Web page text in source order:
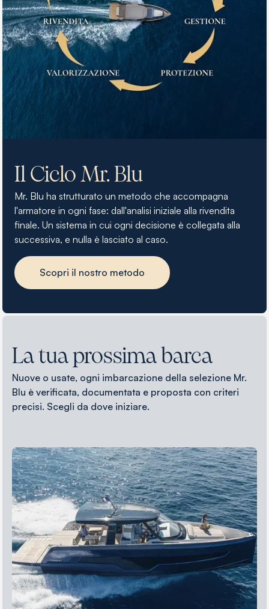
Il Ciclo Mr. Blu
Mr. Blu ha strutturato un metodo che accompagna
l'armatore in ogni fase: dall'analisi iniziale alla rivendita
finale. Un sistema in cui ogni decisione è collegata alla
successiva, e nulla è lasciato al caso.
Scopri il nostro metodo
La tua prossima barca
Nuove o usate, ogni imbarcazione della selezione Mr.
Blu è verificata, documentata e proposta con criteri
precisi. Scegli da dove iniziare.